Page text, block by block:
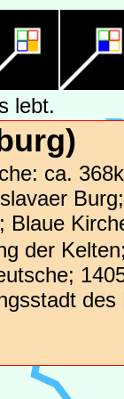
ca.
Blaue
der
lebt.